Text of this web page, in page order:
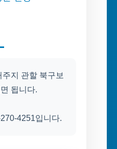
지 관할 북구보
됩니다.
4251입니다.